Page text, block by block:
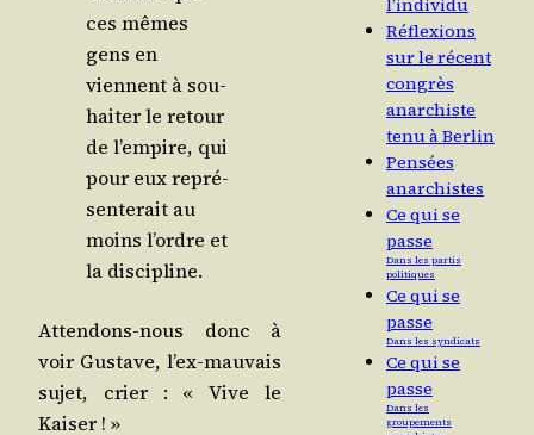
ces mêmes
gens en
viennent à sou­
hai­ter le retour
de l’empire, qui
pour eux repré­
sen­te­rait au
moins l’ordre et
la discipline.
Atten­dons-nous donc à
voir Gus­tave, l’ex-mau­vais
sujet, crier : « Vive le
Kaiser ! »
l’individu
Réflexions
sur le récent
congrès
anarchiste
tenu à Berlin
Pensées
anarchistes
Ce qui se
passe
Dans les partis
politiques
Ce qui se
passe
Dans les syndicats
Ce qui se
passe
Dans les
groupements